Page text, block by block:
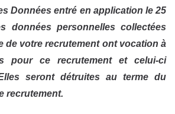
Données entré en application le 25
données personnelles collectées
de votre recrutement ont vocation à
pour ce recrutement et celui-ci
seront détruites au terme du
recrutement.